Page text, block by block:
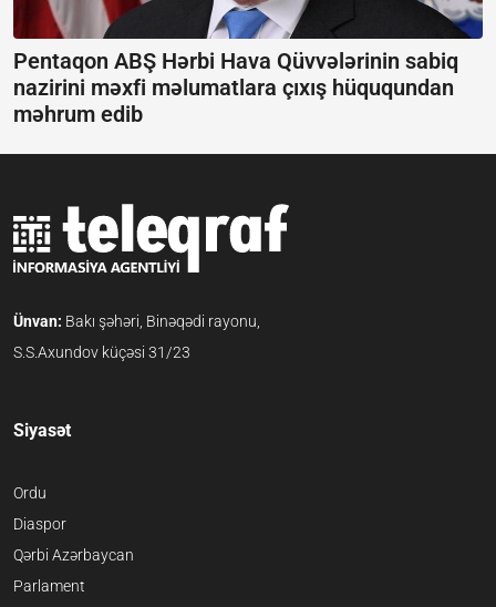
Pentaqon ABŞ Hərbi Hava Qüvvələrinin sabiq
nazirini məxfi məlumatlara çıxış hüququndan
məhrum edib
Ünvan: Bakı şəhəri, Binəqədi rayonu,
S.S.Axundov küçəsi 31/23
Siyasət
Ordu
Diaspor
Qərbi Azərbaycan
Parlament